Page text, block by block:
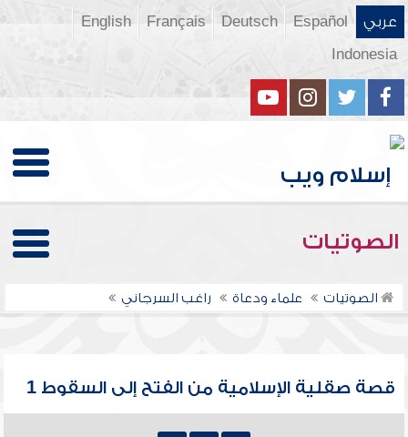
عربي Español
Deutsch
Français
English
Indonesia
الصوتيات
الصوتيات علماء ودعاة راغب السرجاني
قصة صقلية الإسلامية من الفتح إلى السقوط 1